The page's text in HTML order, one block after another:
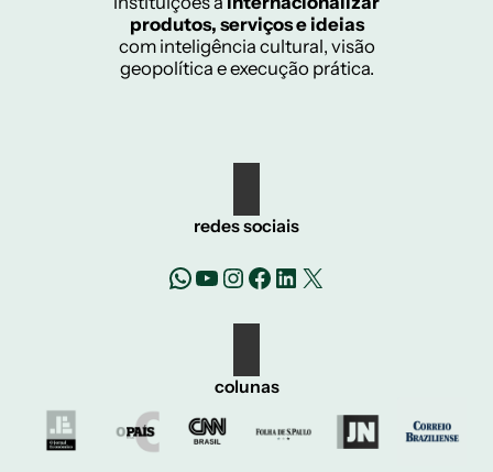
produtos, serviços e ideias
com inteligência cultural, visão
geopolítica e execução prática.
redes sociais
WhatsApp
YouTube
Instagram
Facebook
LinkedIn
X
colunas